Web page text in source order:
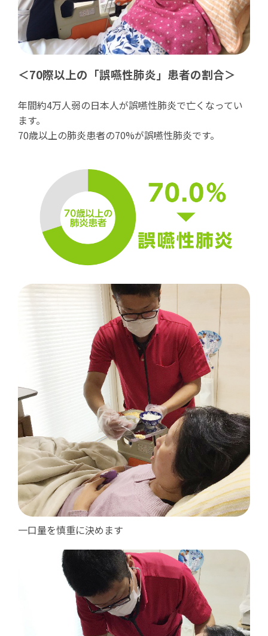
＜70際以上の「誤嚥性肺炎」患者の割合＞
年間約4万人弱の日本人が誤嚥性肺炎で亡くなってい
ます。
70歳以上の肺炎患者の70%が誤嚥性肺炎です。
一口量を慎重に決めます